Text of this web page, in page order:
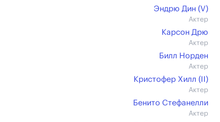
Эндрю Дин (V)
Актер
Карсон Дрю
Актер
Билл Норден
Актер
Кристофер Хилл (II)
Актер
Бенито Стефанелли
Актер